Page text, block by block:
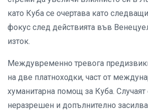
като Куба се очертава като
фокус след действията във
изток.
Междувременно тревога
на две платноходки, част от
хуманитарна помощ за Куба. Случаят
неразрешен и допълнително